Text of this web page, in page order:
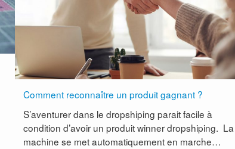
Comment reconnaître un produit gagnant ?
S’aventurer dans le dropshiping parait facile à
condition d’avoir un produit winner dropshiping. La
machine se met automatiquement en marche…